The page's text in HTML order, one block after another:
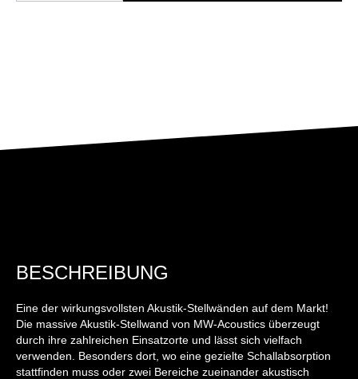
BESCHREIBUNG
Eine der wirkungsvollsten Akustik-Stellwänden auf dem Markt!
Die massive Akustik-Stellwand von MW-Acoustics überzeugt
durch ihre zahlreichen Einsatzorte und lässt sich vielfach
verwenden. Besonders dort, wo eine gezielte Schallabsorption
stattfinden muss oder zwei Bereiche zueinander akustisch